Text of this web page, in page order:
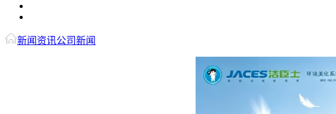
新闻资讯公司新闻